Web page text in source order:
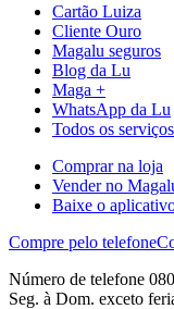
Cartão Luiza
Cliente Ouro
Magalu seguros
Blog da Lu
Maga +
WhatsApp da Lu
Todos os serviços
Comprar na loja
Vender no
Baixe o
Compre pelo telefone
Número de telefone
Seg. à Dom. exceto